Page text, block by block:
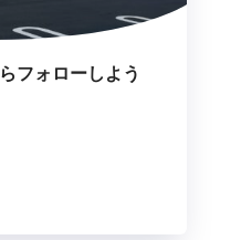
フォローしよう